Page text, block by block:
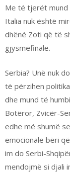
Me të tjerët mund
Italia nuk është
dhënë Zoti që të
gjysmëfinale.
Serbia? Unë nuk
të përzihen
dhe mund të
Botëror, Zvicër-
edhe më shumë
emocionale bëri
im do Serbi-
mendojmë si djali